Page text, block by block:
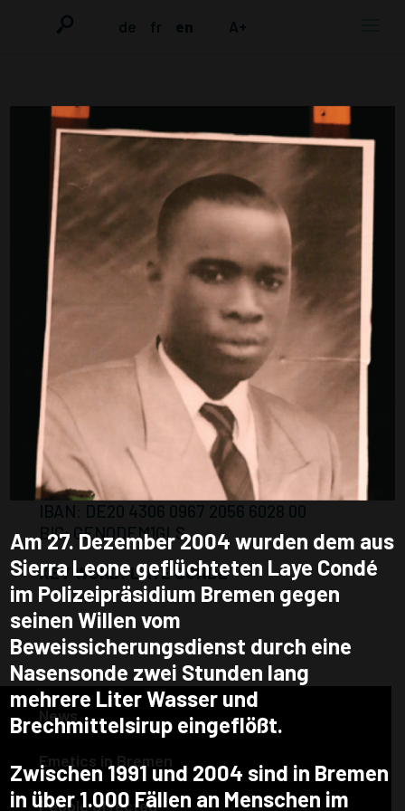
de fr en A+
CONTACT
Initiative in Commemoration of Laye
Alama Condé
c/o Flüchtlingsrat Bremen (Refugees
Council)
St.-Jürgen-Str. 102
D-28203 Bremen (Germany)
contact:
initiative_layeconde@yahoo.de
DONATIONS FOR THIS WEBSITE AND
PUBLIC ACTIONS OF THE INITIATIVE IN
COMMEMORATION OF LAYE ALAMA
CONDÉ:
Förderverein Flüchtlingsrat Bremen e.V.
GLS Bank Bochum
IBAN: DE20 4306 0967 2056 6028 00
BIC: GENODEM1GLS
KEY WORD: LAYE CONDÉ
News
Emetics in Bremen
People affected
Am 27. Dezember 2004 wurden dem aus
Sierra Leone geflüchteten Laye Condé
im Polizeipräsidium Bremen gegen
seinen Willen vom
Beweissicherungsdienst durch eine
Nasensonde zwei Stunden lang
mehrere Liter Wasser und
Brechmittelsirup eingeflößt.
Zwischen 1991 und 2004 sind in Bremen
in über 1.000 Fällen an Menschen im